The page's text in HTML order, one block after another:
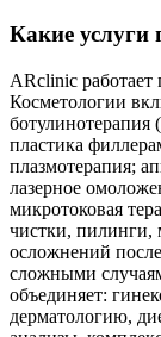
Какие услуги
ARclinic
Косметологии
ботулинотерапия
пластика
плазмотерапия;
лазерное
микротоковая
чистки, пилинги,
осложнений
сложными
объединяет:
дерматологию,